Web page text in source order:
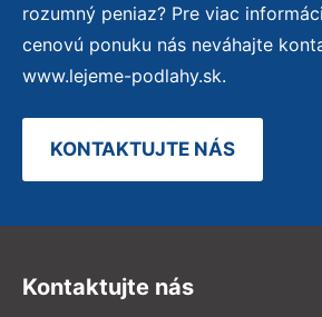
rozumný peniaz? Pre viac
cenovú ponuku nás neváhajte
www.lejeme-podlahy.sk.
KONTAKTUJTE NÁS
Kontaktujte nás